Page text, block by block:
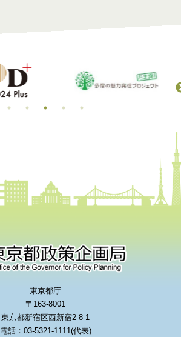
東京都庁
〒163-8001
東京都新宿区西新宿2-8-1
電話：03-5321-1111(代表)